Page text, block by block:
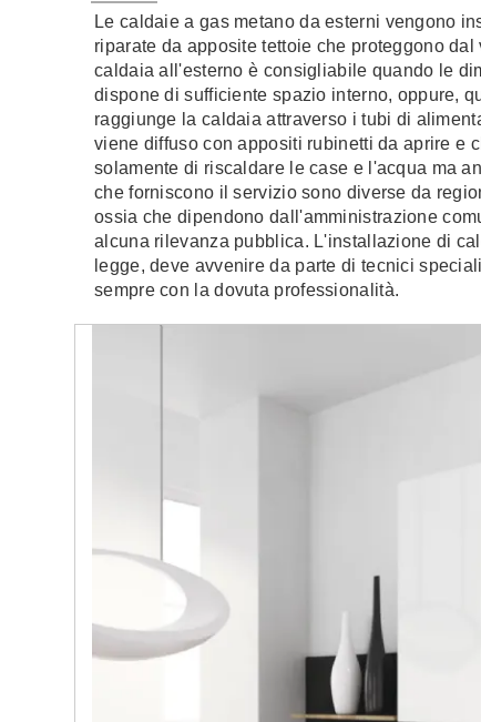
Le caldaie a gas metano da esterni vengono
riparate da apposite tettoie che proteggono
caldaia all'esterno è consigliabile quando le
dispone di sufficiente spazio interno, oppure,
raggiunge la caldaia attraverso i tubi di
viene diffuso con appositi rubinetti da aprire e
solamente di riscaldare le case e l'acqua ma
che forniscono il servizio sono diverse da
ossia che dipendono dall'amministrazione
alcuna rilevanza pubblica. L'installazione di
legge, deve avvenire da parte di tecnici
sempre con la dovuta professionalità.